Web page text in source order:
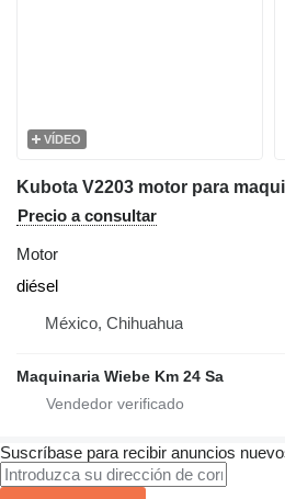
VÍDEO
Kubota V2203 motor para
Precio a consultar
Motor
diésel
México, Chihuahua
Maquinaria Wiebe Km 24 Sa
Suscríbase para recibir anuncios